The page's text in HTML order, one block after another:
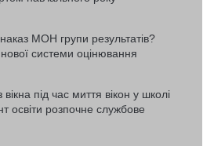
МОН групи результатів?
системи оцінювання
під час миття вікон у школі
освіти розпочне службове